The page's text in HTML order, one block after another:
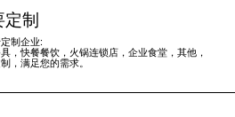
定制
制企业:
，快餐餐饮，火锅连锁店，企业食堂，其他，
，满足您的需求。